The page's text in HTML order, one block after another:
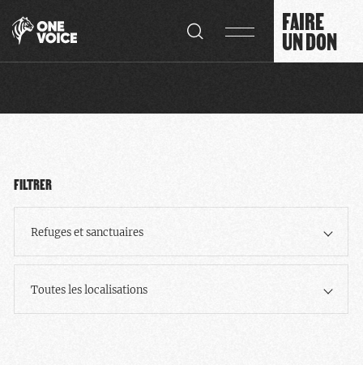
FAIRE
UN DON
FILTRER
Refuges et sanctuaires
Toutes les localisations